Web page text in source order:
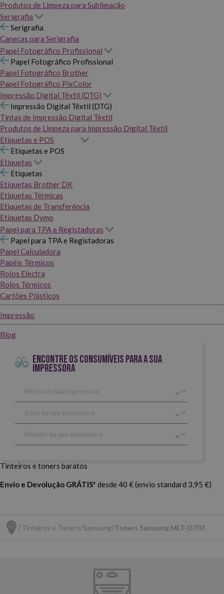
Produtos de Limpeza para Sublimação
Serigrafia
Serigrafia
Canecas para Serigrafia
Papel Fotográfico Profissional
Papel Fotográfico Profissional
Papel Fotográfico Brother
Papel Fotográfico PixColor
Impressão Digital Têxtil (DTG)
Impressão Digital Têxtil (DTG)
Tintas de Impressão Digital Têxtil
Produtos de Limpeza para Impressão Digital Têxtil
Etiquetas e POS
Etiquetas e POS
Etiquetas
Etiquetas
Etiquetas Brother DK
Etiquetas Térmicas
Etiquetas de Transferência
Etiquetas Dymo
Papel para TPA e Registadoras
Papel para TPA e Registadoras
Papel Calculadora
Papéis Térmicos
Rolos Electra
Rolos Térmicos
Cartões Plásticos
Impressão
Blog
ENCONTRE OS CONSUMÍVEIS PARA A SUA
IMPRESSORA
Tinteiros e toners baratos
Envio e Devolução GRÁTIS* desde 40 € (envio standard 3,95 €)
Tinteiros e Toners Samsung Toners Samsung MLT-D707.